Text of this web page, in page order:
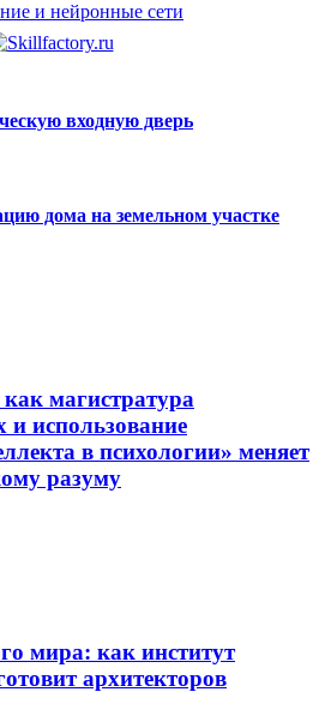
и нейронные сети
входную дверь
дома на земельном участке
магистратура
использование
в психологии» меняет
разуму
мира: как институт
архитекторов